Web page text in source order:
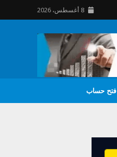
8 أغسطس، 2026
فتح حساب